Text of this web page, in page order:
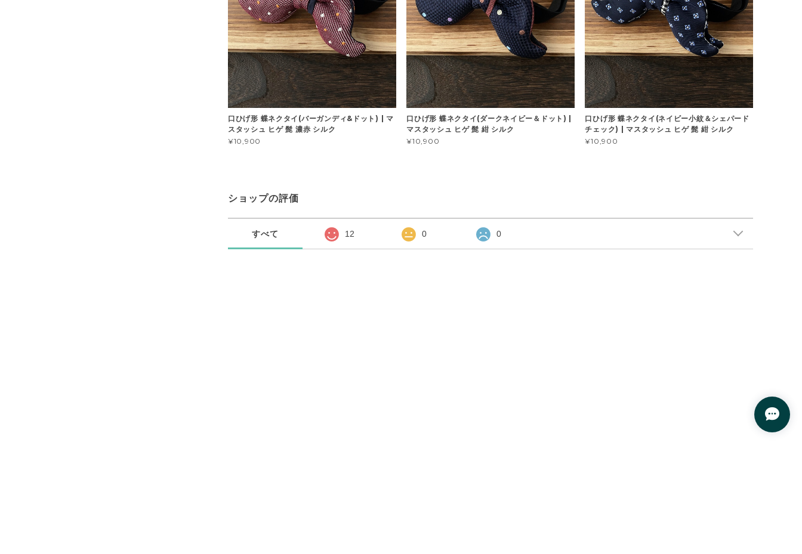
口ひげ形 蝶ネクタイ(バーガンディ&ドット) | マ
スタッシュ ヒゲ 髭 濃赤 シルク
¥10,900
口ひげ形 蝶ネクタイ(ダークネイビー＆ドット) |
マスタッシュ ヒゲ 髭 紺 シルク
¥10,900
口ひげ形 蝶ネクタイ(ネイビー小紋＆シェパード
チェック) | マスタッシュ ヒゲ 髭 紺 シルク
¥10,900
ショップの評価
すべて 12 0 0